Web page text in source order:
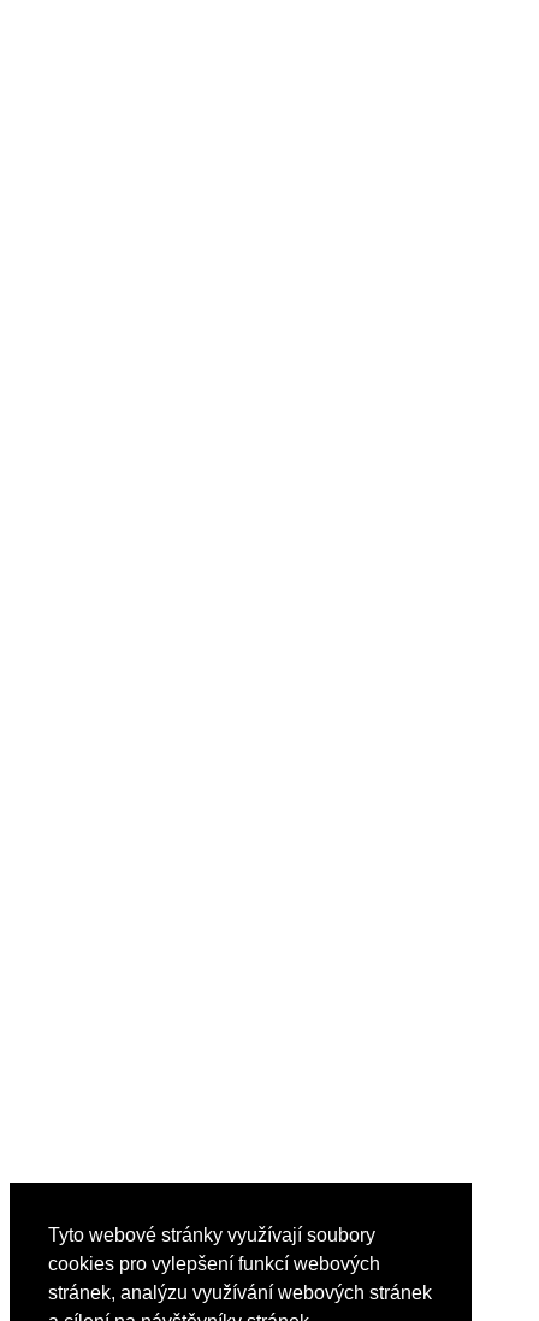
Tyto webové stránky využívají soubory
cookies pro vylepšení funkcí webových
stránek, analýzu využívání webových stránek